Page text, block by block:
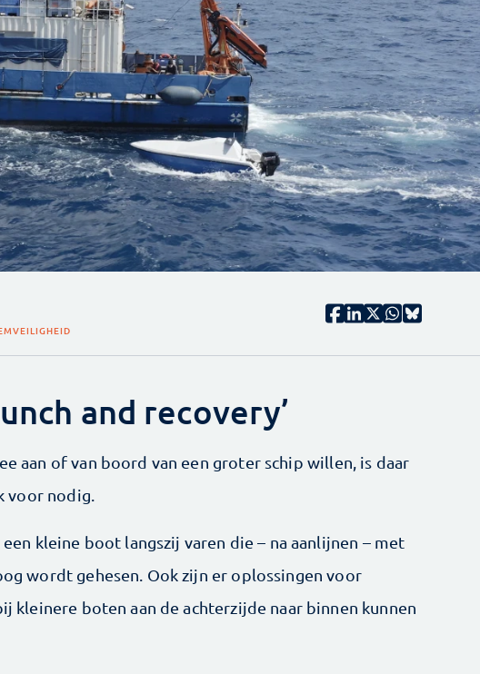
VEILIGHEID
and recovery’
aan of van boord van een groter schip willen, is daar
voor nodig.
kleine boot langszij varen die – na aanlijnen – met
wordt gehesen. Ook zijn er oplossingen voor
kleinere boten aan de achterzijde naar binnen kunnen